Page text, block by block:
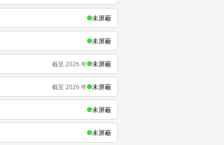
未屏蔽
未屏蔽
截至 2026 年 未屏蔽
截至 2026 年 未屏蔽
未屏蔽
未屏蔽